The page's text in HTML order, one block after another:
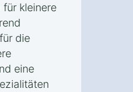
kleinere
die
eine